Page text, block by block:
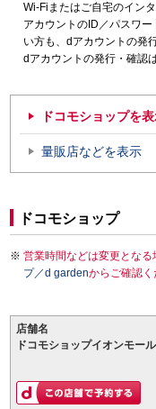
Wi-Fiまたはご自宅のイン
アカウントのID／パスワ
い方も、dアカウントの発
dアカウントの発行・確認
ドコモショップを
量販店などを表示
ドコモショップ
営業時間などは変更とな
プ／d gardenからご確認く
店舗名
ドコモショップイオンモー